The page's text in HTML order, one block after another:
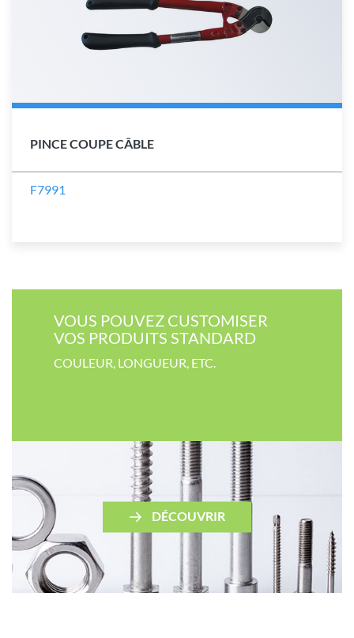
PINCE COUPE CÂBLE
F7991
VOUS POUVEZ CUSTOMISER​
VOS PRODUITS STANDARD
COULEUR​, LONGUEUR, ETC.
DÉCOUVRIR